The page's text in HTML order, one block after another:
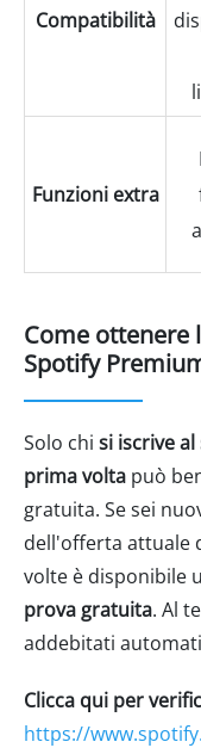
Compatibilità
Funzioni extra
Come ottenere
Spotify
Solo chi si iscrive
prima volta può
gratuita. Se sei
dell'offerta attuale
volte è disponibile
prova gratuita. Al
addebitati
Clicca qui per
https://